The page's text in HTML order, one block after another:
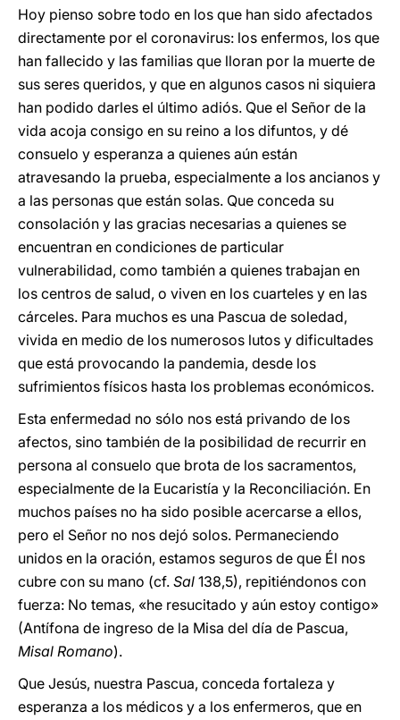
Hoy pienso sobre todo en los que han sido afectados
directamente por el coronavirus: los enfermos, los que
han fallecido y las familias que lloran por la muerte de
sus seres queridos, y que en algunos casos ni siquiera
han podido darles el último adiós. Que el Señor de la
vida acoja consigo en su reino a los difuntos, y dé
consuelo y esperanza a quienes aún están
atravesando la prueba, especialmente a los ancianos y
a las personas que están solas. Que conceda su
consolación y las gracias necesarias a quienes se
encuentran en condiciones de particular
vulnerabilidad, como también a quienes trabajan en
los centros de salud, o viven en los cuarteles y en las
cárceles. Para muchos es una Pascua de soledad,
vivida en medio de los numerosos lutos y dificultades
que está provocando la pandemia, desde los
sufrimientos físicos hasta los problemas económicos.
Esta enfermedad no sólo nos está privando de los
afectos, sino también de la posibilidad de recurrir en
persona al consuelo que brota de los sacramentos,
especialmente de la Eucaristía y la Reconciliación. En
muchos países no ha sido posible acercarse a ellos,
pero el Señor no nos dejó solos. Permaneciendo
unidos en la oración, estamos seguros de que Él nos
cubre con su mano (cf. Sal 138,5), repitiéndonos con
fuerza: No temas, «he resucitado y aún estoy contigo»
(Antífona de ingreso de la Misa del día de Pascua,
Misal Romano).
Que Jesús, nuestra Pascua, conceda fortaleza y
esperanza a los médicos y a los enfermeros, que en